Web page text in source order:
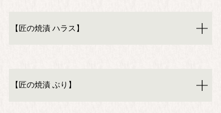
【匠の焼漬 ハラス】
【匠の焼漬 ぶり】